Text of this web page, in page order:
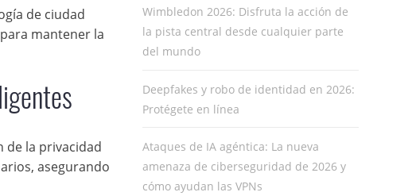
de ciudad
mantener la
de la privacidad
asegurando
Wimbledon 2026: Disfruta la acción de
la pista central desde cualquier parte
del mundo
Deepfakes y robo de identidad en 2026:
Protégete en línea
Ataques de IA agéntica: La nueva
amenaza de ciberseguridad de 2026 y
cómo ayudan las VPNs